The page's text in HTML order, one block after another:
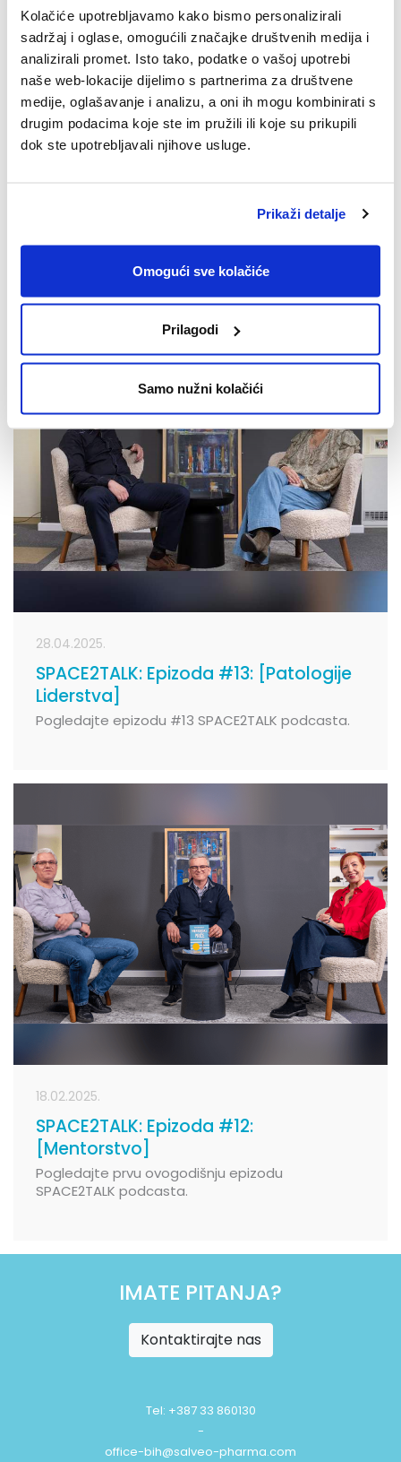
Kolačiće upotrebljavamo kako bismo personalizirali
sadržaj i oglase, omogućili značajke društvenih medija i
analizirali promet. Isto tako, podatke o vašoj upotrebi
naše web-lokacije dijelimo s partnerima za društvene
medije, oglašavanje i analizu, a oni ih mogu kombinirati s
drugim podacima koje ste im pružili ili koje su prikupili
dok ste upotrebljavali njihove usluge.
Prikaži detalje
Omogući sve kolačiće
Prilagodi
Samo nužni kolačići
SPACE2TALK: Epizoda #14: [Intelekt,
intuicija i instinkt]
Pogledajte epizodu #14 SPACE2TALK podcasta.
28.04.2025.
SPACE2TALK: Epizoda #13: [Patologije
Liderstva]
Pogledajte epizodu #13 SPACE2TALK podcasta.
18.02.2025.
SPACE2TALK: Epizoda #12:
[Mentorstvo]
Pogledajte prvu ovogodišnju epizodu
SPACE2TALK podcasta.
IMATE PITANJA?
Kontaktirajte nas
Tel: +387 33 860130
-
office-bih@salveo-pharma.com